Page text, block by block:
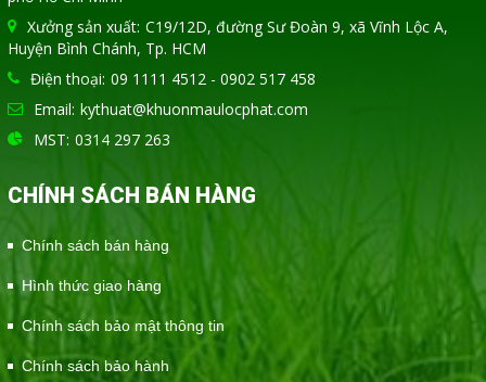
Xưởng sản xuất: C19/12D, đường Sư Đoàn 9, xã Vĩnh Lộc A,
Huyện Bình Chánh, Tp. HCM
Điện thoại: 09 1111 4512 - 0902 517 458
Email: kythuat@khuonmaulocphat.com
MST: 0314 297 263
CHÍNH SÁCH BÁN HÀNG
Chính sách bán hàng
Hình thức giao hàng
Chính sách bảo mật thông tin
Chính sách bảo hành